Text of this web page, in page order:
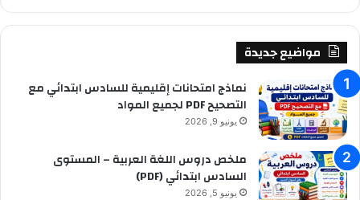
ح
:
مواضيع جديدة
نماذج امتحانات إقليمية للسادس ابتدائي مع
التصحيح PDF لجميع المواد
يونيو 9, 2026
ملخص دروس اللغة العربية – المستوى
السادس ابتدائي (PDF)
يونيو 5, 2026